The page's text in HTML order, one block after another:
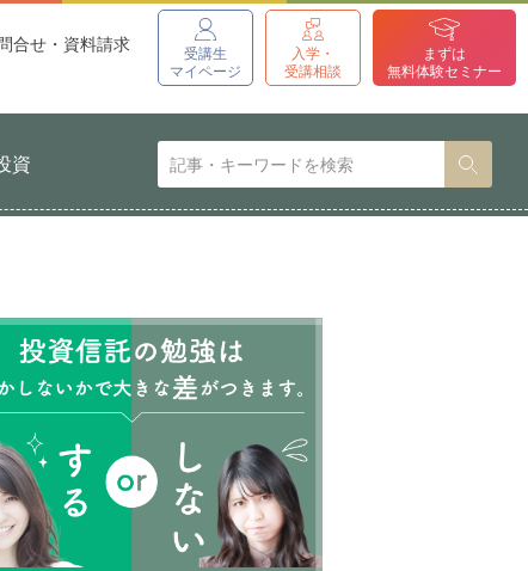
受講生
マイページ
入学・
受講相談
まずは
無料体験セミナー
合せ・資料請求
資